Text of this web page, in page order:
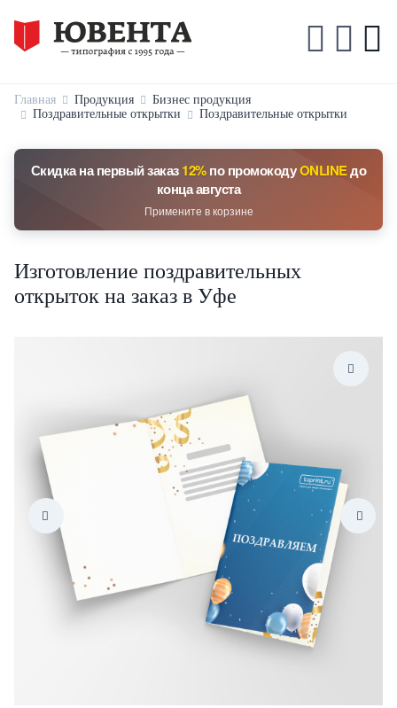
Главная Продукция
Бизнес продукция
Поздравительные открытки
Поздравительные открытки
Скидка на первый заказ12%по промокодуONLINEдо
конца августа
Примените в корзине
Изготовление поздравительных
открыток на заказ в Уфе